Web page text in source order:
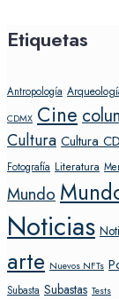
Etiquetas
Antropología
CDMX Cine
Cultura Cultura
Fotografía Literatura
Mundo
Noticias
arte Nuevos NFTs
Subasta Subastas Tests